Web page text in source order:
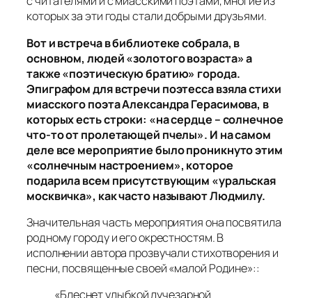
которых за эти годы стали добрыми друзьями.
Вот и встреча в библиотеке собрала, в
основном, людей «золотого возраста» а
также «поэтическую братию» города.
Эпиграфом для встречи поэтесса взяла стихи
миасского поэта Александра Герасимова, в
которых есть строки: «на сердце – солнечное
что-то от пролетающей пчелы». И на самом
деле все мероприятие было проникнуто этим
«солнечным настроением», которое
подарила всем присутствующим «уральская
москвичка», как часто называют Людмилу.
Значительная часть мероприятия она посвятила
родному городу и его окрестностям. В
исполнении автора прозвучали стихотворения и
песни, посвященные своей «малой Родине»::
«Блеснет улыбкой лучезарной